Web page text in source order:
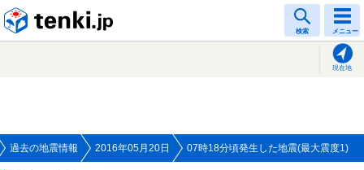
検索 メニュー
現在地
過去の地震情報 2016年05月20日 07時18分頃発生した地震(最大震度1)